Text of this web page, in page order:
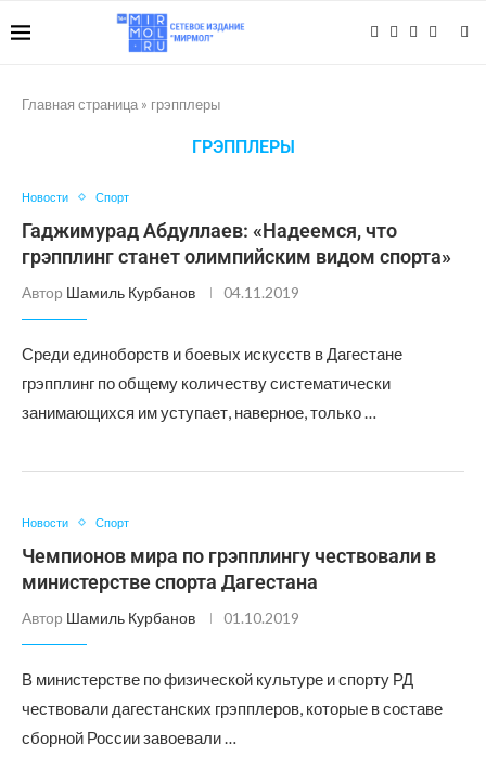
Главная страница » грэпплеры
ГРЭППЛЕРЫ
Новости Спорт
Гаджимурад Абдуллаев: «Надеемся, что
грэпплинг станет олимпийским видом спорта»
Автор Шамиль Курбанов 04.11.2019
Среди единоборств и боевых искусств в Дагестане
грэпплинг по общему количеству систематически
занимающихся им уступает, наверное, только …
Новости Спорт
Чемпионов мира по грэпплингу чествовали в
министерстве спорта Дагестана
Автор Шамиль Курбанов 01.10.2019
В министерстве по физической культуре и спорту РД
чествовали дагестанских грэпплеров, которые в составе
сборной России завоевали …